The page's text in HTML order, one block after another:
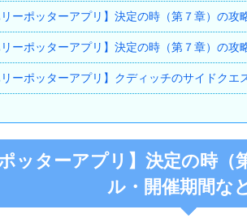
リーポッターアプリ】決定の時（第７章）の攻
リーポッターアプリ】決定の時（第７章）の攻
リーポッターアプリ】クディッチのサイドクエ
ポッターアプリ】決定の時
ル・開催期間な